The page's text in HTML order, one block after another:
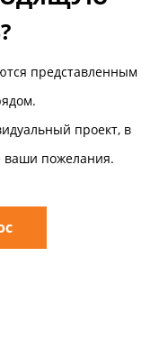
представленным
проект, в
ваши пожелания.